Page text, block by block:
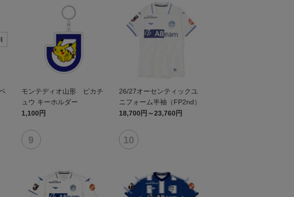
モンテディオ山形 ピカチ
ュウ キーホルダー
1,100円
26/27オーセンティックユ
ニフォーム半袖（FP2nd）
18,700円～23,760円